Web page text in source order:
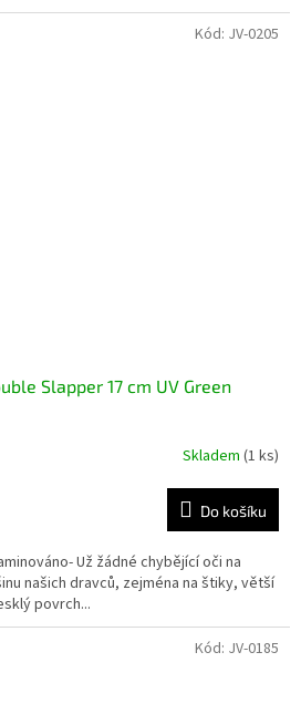
Slapper 17 cm UV Green
Skladem (1 ks)
Do košíku
Už žádné chybějící oči na
našich dravců, zejména na štiky, větší
povrch...
Kód: JV-0205
Kód: JV-0185